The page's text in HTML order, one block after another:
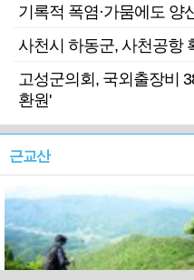
기록적 폭염·가뭄에도 양
사천시 하동군, 사천공항
고성군의회, 국외출장비
환원'
근교산